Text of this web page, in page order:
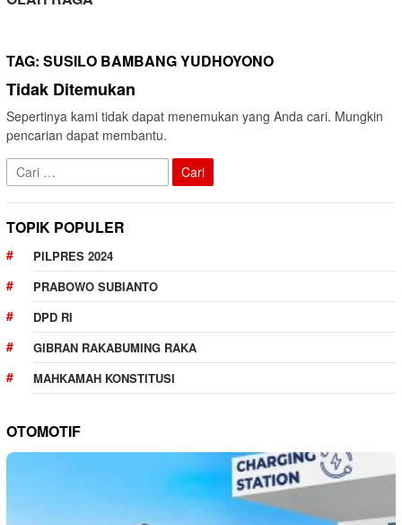
TAG: SUSILO BAMBANG YUDHOYONO
Tidak Ditemukan
Sepertinya kami tidak dapat menemukan yang Anda cari. Mungkin
pencarian dapat membantu.
Cari
untuk:
TOPIK POPULER
PILPRES 2024
PRABOWO SUBIANTO
DPD RI
GIBRAN RAKABUMING RAKA
MAHKAMAH KONSTITUSI
OTOMOTIF